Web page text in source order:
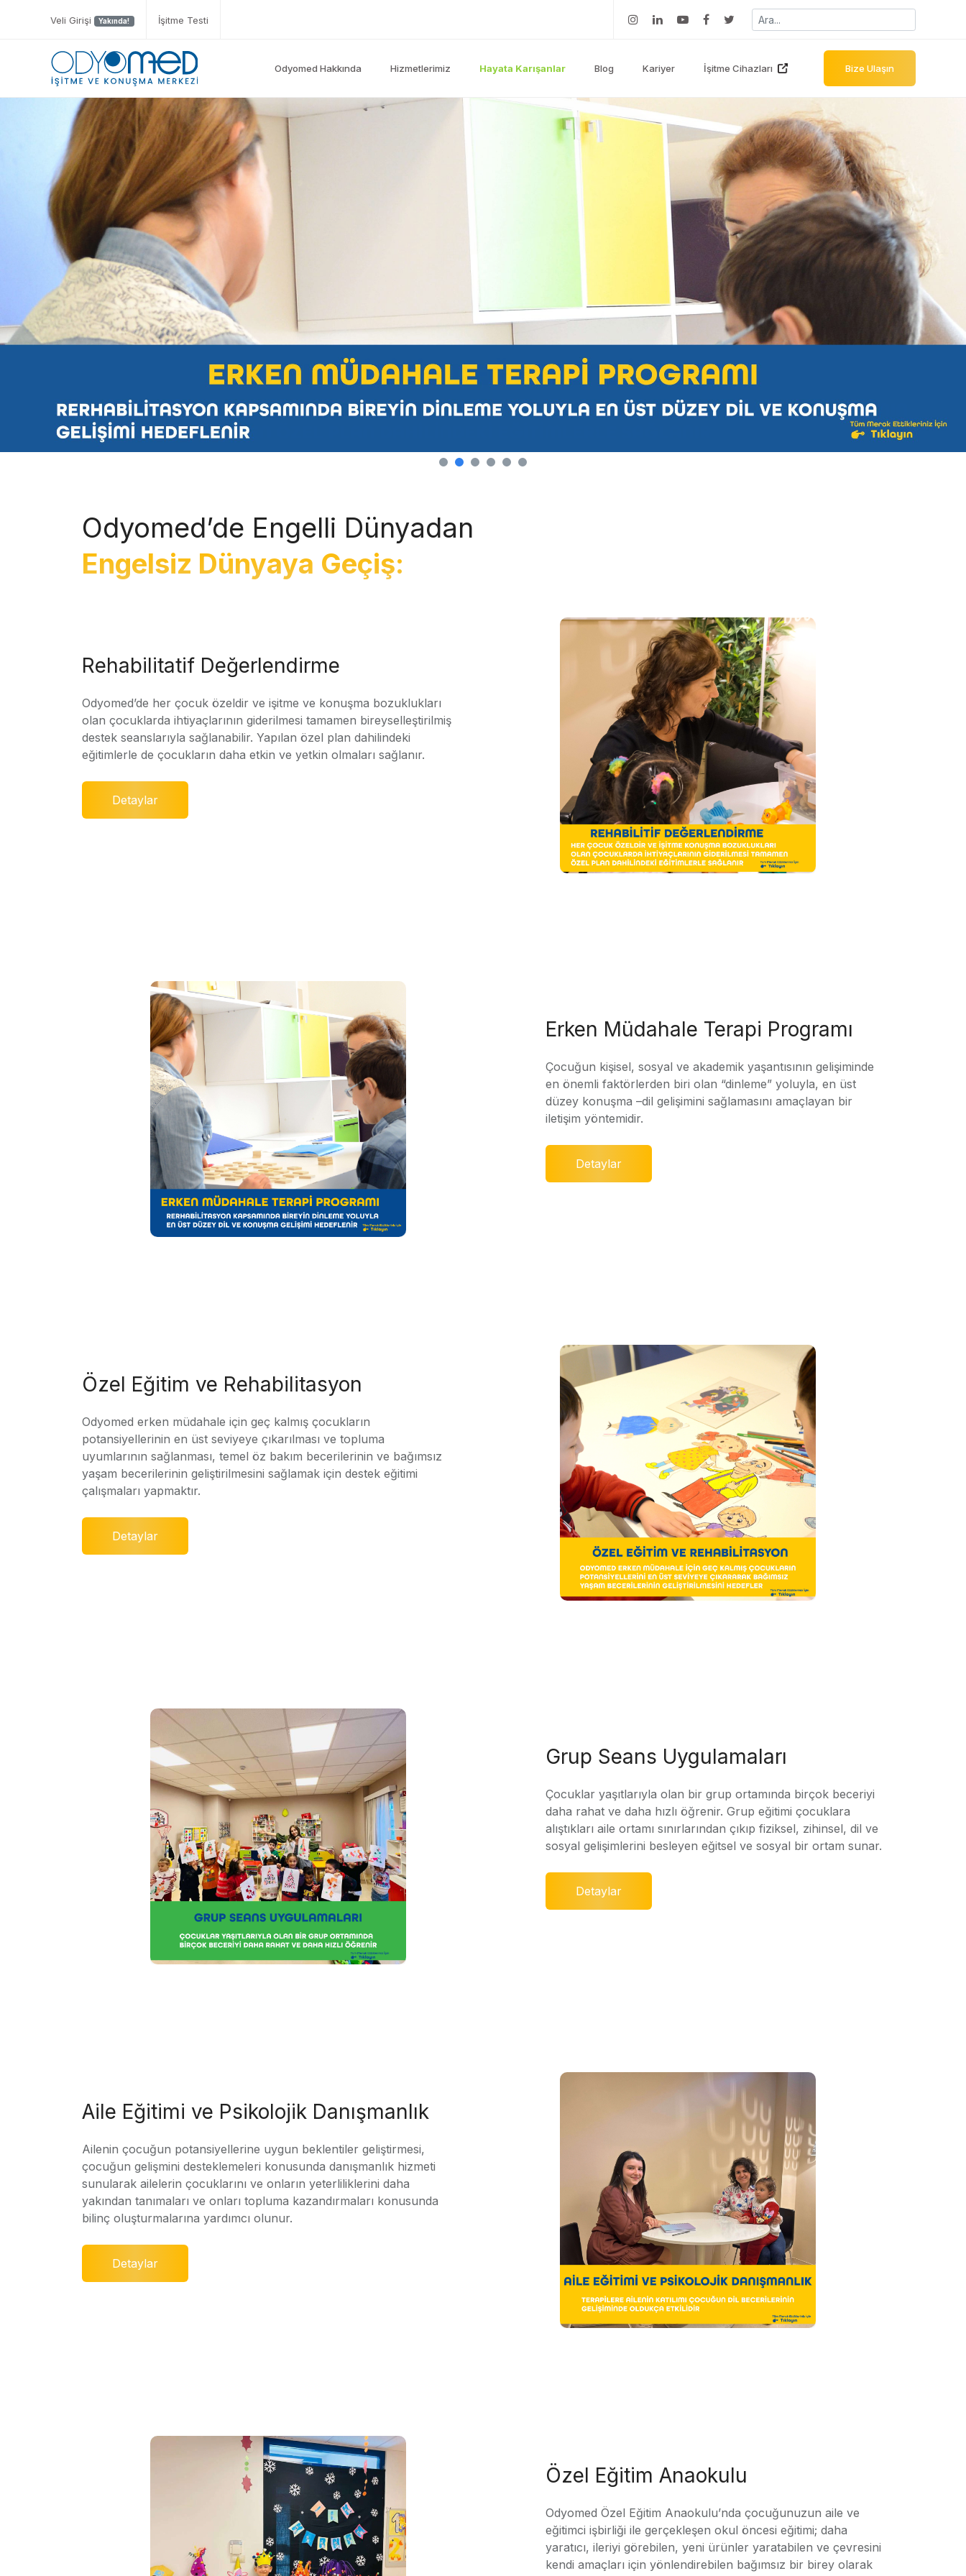
Veli Girişi Yakında! İşitme Testi
Odyomed Hakkında Hizmetlerimiz Hayata Karışanlar Blog Kariyer İşitme Cihazları Bize Ulaşın
Odyomed’de Engelli Dünyadan
Engelsiz Dünyaya Geçiş:
Rehabilitatif Değerlendirme
Odyomed’de her çocuk özeldir ve işitme ve konuşma bozuklukları
olan çocuklarda ihtiyaçlarının giderilmesi tamamen bireyselleştirilmiş
destek seanslarıyla sağlanabilir. Yapılan özel plan dahilindeki
eğitimlerle de çocukların daha etkin ve yetkin olmaları sağlanır.
Detaylar
Erken Müdahale Terapi Programı
Çocuğun kişisel, sosyal ve akademik yaşantısının gelişiminde
en önemli faktörlerden biri olan “dinleme” yoluyla, en üst
düzey konuşma –dil gelişimini sağlamasını amaçlayan bir
iletişim yöntemidir.
Detaylar
Özel Eğitim ve Rehabilitasyon
Odyomed erken müdahale için geç kalmış çocukların
potansiyellerinin en üst seviyeye çıkarılması ve topluma
uyumlarının sağlanması, temel öz bakım becerilerinin ve bağımsız
yaşam becerilerinin geliştirilmesini sağlamak için destek eğitimi
çalışmaları yapmaktır.
Detaylar
Grup Seans Uygulamaları
Çocuklar yaşıtlarıyla olan bir grup ortamında birçok beceriyi
daha rahat ve daha hızlı öğrenir. Grup eğitimi çocuklara
alıştıkları aile ortamı sınırlarından çıkıp fiziksel, zihinsel, dil ve
sosyal gelişimlerini besleyen eğitsel ve sosyal bir ortam sunar.
Detaylar
Aile Eğitimi ve Psikolojik Danışmanlık
Ailenin çocuğun potansiyellerine uygun beklentiler geliştirmesi,
çocuğun gelişmini desteklemeleri konusunda danışmanlık hizmeti
sunularak ailelerin çocuklarını ve onların yeterliliklerini daha
yakından tanımaları ve onları topluma kazandırmaları konusunda
bilinç oluşturmalarına yardımcı olunur.
Detaylar
Özel Eğitim Anaokulu
Odyomed Özel Eğitim Anaokulu’nda çocuğunuzun aile ve
eğitimci işbirliği ile gerçekleşen okul öncesi eğitimi; daha
yaratıcı, ileriyi görebilen, yeni ürünler yaratabilen ve çevresini
kendi amaçları için yönlendirebilen bağımsız bir birey olarak